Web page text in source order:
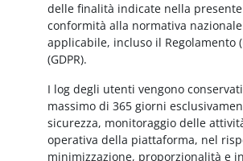
delle finalità indicate nella
conformità alla normativa
applicabile, incluso il Regolamento
(GDPR).
I log degli utenti vengono
massimo di 365 giorni
sicurezza, monitoraggio delle
operativa della piattaforma, nel
minimizzazione, proporzionalità e